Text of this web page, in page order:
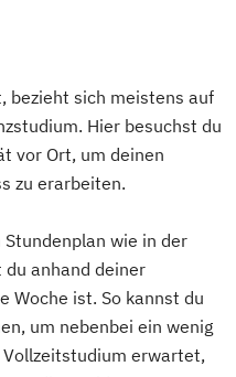
bezieht sich meistens auf
Hier besuchst du
vor Ort, um deinen
zu erarbeiten.
wie in der
anhand deiner
Woche ist. So kannst du
um nebenbei ein wenig
erwartet,